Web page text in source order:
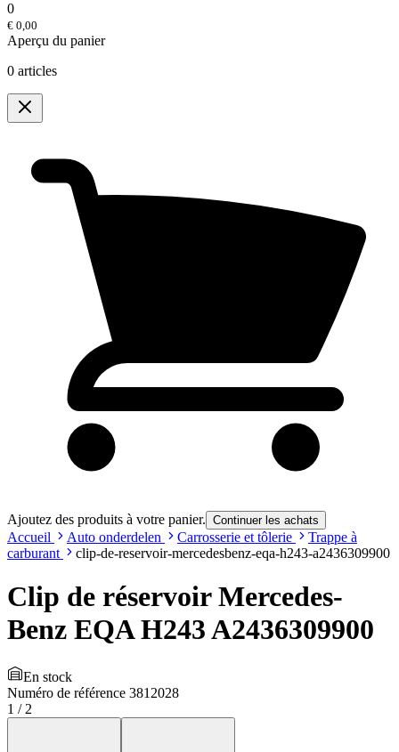
0
€ 0,00
Aperçu du panier
0 articles
Ajoutez des produits à votre panier. Continuer les achats
Accueil Auto onderdelen Carrosserie et tôlerie
Trappe à
carburant
clip-de-reservoir-mercedesbenz-eqa-h243-a2436309900
Clip de réservoir Mercedes-
Benz EQA H243 A2436309900
En stock
Numéro de référence 3812028
1 / 2